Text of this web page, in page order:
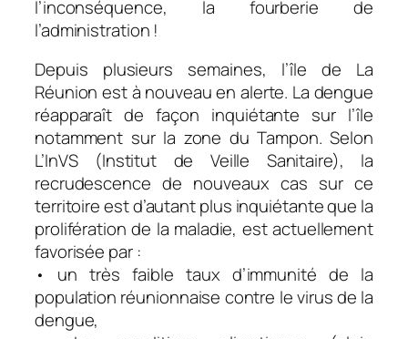
l’inconséquence, la fourberie de
l’administration !
Depuis plusieurs semaines, l’île de La
Réunion est à nouveau en alerte. La dengue
réapparaît de façon inquiétante sur l’île
notamment sur la zone du Tampon. Selon
L’InVS (Institut de Veille Sanitaire), la
recrudescence de nouveaux cas sur ce
territoire est d’autant plus inquiétante que la
prolifération de la maladie, est actuellement
favorisée par :
• un très faible taux d’immunité de la
population réunionnaise contre le virus de la
dengue,